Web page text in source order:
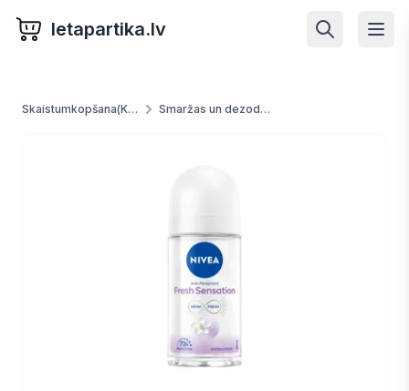
letapartika.lv
Skaistumkopšana(Kosmētika) un higēna Smaržas un dezoderanti